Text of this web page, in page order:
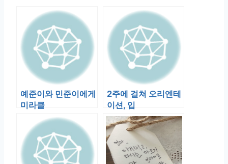
예준이와 민준이에게
미라클
2주에 걸쳐 오리엔테
이션, 입